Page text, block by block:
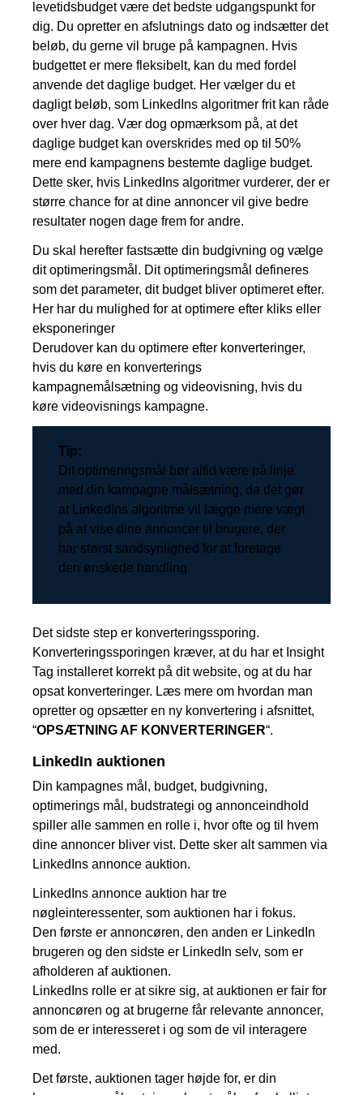
levetidsbudget være det bedste udgangspunkt for
dig. Du opretter en afslutnings dato og indsætter det
beløb, du gerne vil bruge på kampagnen. Hvis
budgettet er mere fleksibelt, kan du med fordel
anvende det daglige budget. Her vælger du et
dagligt beløb, som LinkedIns algoritmer frit kan råde
over hver dag. Vær dog opmærksom på, at det
daglige budget kan overskrides med op til 50%
mere end kampagnens bestemte daglige budget.
Dette sker, hvis LinkedIns algoritmer vurderer, der er
større chance for at dine annoncer vil give bedre
resultater nogen dage frem for andre.
Du skal herefter fastsætte din budgivning og vælge
dit optimeringsmål. Dit optimeringsmål defineres
som det parameter, dit budget bliver optimeret efter.
Her har du mulighed for at optimere efter kliks eller
eksponeringer
Derudover kan du optimere efter konverteringer,
hvis du køre en konverterings
kampagnemålsætning og videovisning, hvis du
køre videovisnings kampagne.
Tip:
Dit optimeringsmål bør altid være på linje
med din kampagne målsætning, da det gør
at LinkedIns algoritme vil lægge mere vægt
på at vise dine annoncer til brugere, der
har størst sandsynlighed for at foretage
den ønskede handling.
Det sidste step er konverteringssporing.
Konverteringssporingen kræver, at du har et Insight
Tag installeret korrekt på dit website, og at du har
opsat konverteringer. Læs mere om hvordan man
opretter og opsætter en ny konvertering i afsnittet,
“OPSÆTNING AF KONVERTERINGER“.
LinkedIn auktionen
Din kampagnes mål, budget, budgivning,
optimerings mål, budstrategi og annonceindhold
spiller alle sammen en rolle i, hvor ofte og til hvem
dine annoncer bliver vist. Dette sker alt sammen via
LinkedIns annonce auktion.
LinkedIns annonce auktion har tre
nøgleinteressenter, som auktionen har i fokus.
Den første er annoncøren, den anden er LinkedIn
brugeren og den sidste er LinkedIn selv, som er
afholderen af auktionen.
LinkedIns rolle er at sikre sig, at auktionen er fair for
annoncøren og at brugerne får relevante annoncer,
som de er interesseret i og som de vil interagere
med.
Det første, auktionen tager højde for, er din